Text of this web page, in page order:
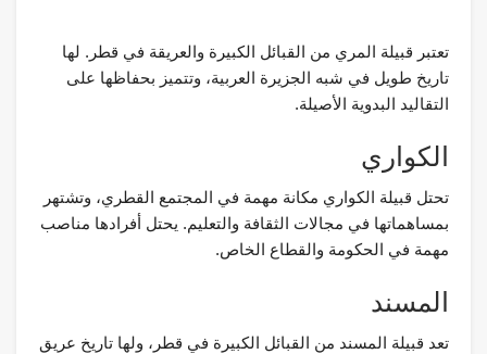
تعتبر قبيلة المري من القبائل الكبيرة والعريقة في قطر. لها
تاريخ طويل في شبه الجزيرة العربية، وتتميز بحفاظها على
التقاليد البدوية الأصيلة.
الكواري
تحتل قبيلة الكواري مكانة مهمة في المجتمع القطري، وتشتهر
بمساهماتها في مجالات الثقافة والتعليم. يحتل أفرادها مناصب
مهمة في الحكومة والقطاع الخاص.
المسند
تعد قبيلة المسند من القبائل الكبيرة في قطر، ولها تاريخ عريق